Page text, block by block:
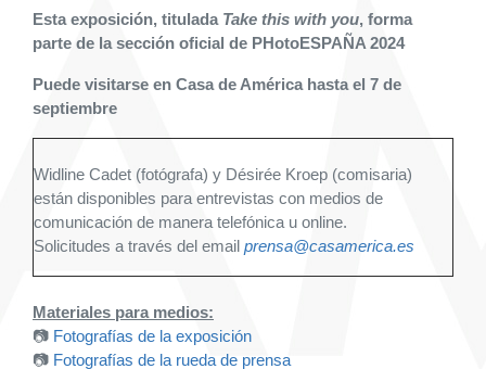
Esta exposición, titulada Take this with you, forma
parte de la sección oficial de PHotoESPAÑA 2024
Puede visitarse en Casa de América hasta el 7 de
septiembre
Widline Cadet (fotógrafa) y Désirée Kroep (comisaria)
están disponibles para entrevistas con medios de
comunicación de manera telefónica u online.
Solicitudes a través del email prensa@casamerica.es
Materiales para medios:
📷 Fotografías de la exposición
📷 Fotografías de la rueda de prensa